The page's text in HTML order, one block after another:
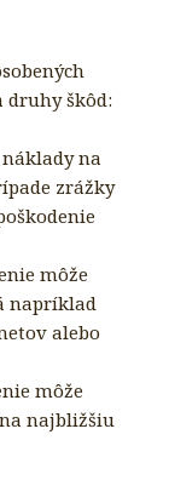
druhy škôd:
na
zrážky
môže
napríklad
alebo
môže
najbližšiu